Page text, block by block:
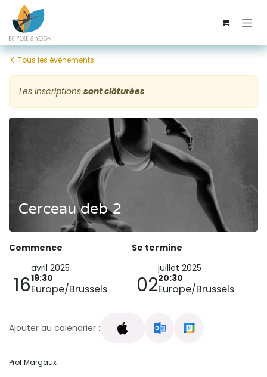
Se rendre au contenu
Tous les événements
Les inscriptions sont clôturées
Cerceau deb 2
Commence
16
avril 2025
19:30
Europe/Brussels
Se termine
02
juillet 2025
20:30
Europe/Brussels
Ajouter au calendrier :
Prof:Margaux